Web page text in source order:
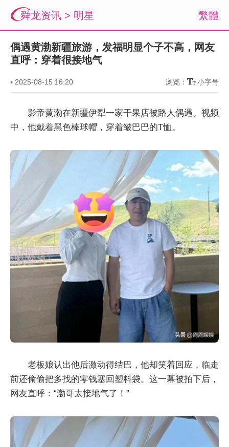
繁體
舜龙资讯 > 明星
偶遇黄渤新疆旅游，发福明显个子不高，网友
直呼：穿着很接地气
▪ 2025-08-15 16:20 浏览： 小字号
影帝黄渤在新疆伊犁一家干果店被路人偶遇。视频
中，他戴着黑色棒球帽，穿着皱巴巴的T恤。
老板娘认出他后激动得结巴，他却笑着回应，临走
前还偷偷把多找的零钱塞回塑料袋。这一幕被拍下后，
网友直呼：“渤哥太接地气了！”